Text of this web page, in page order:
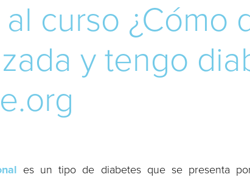
curso
y tengo
es un tipo de diabetes que se presenta